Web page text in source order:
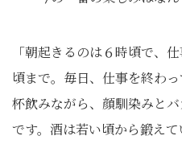
「朝起きるのは６時頃で、
頃まで。毎日、仕事を終わ
杯飲みながら、顔馴染みと
です。酒は若い頃から鍛えて